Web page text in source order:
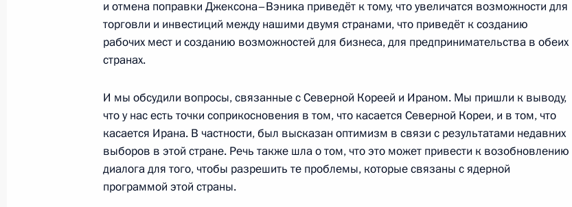
25 июня 2013 года, вторник
Пресс-конференция с Президентом Финляндии Саули Ниинистё
25 июня 2013 года, 19:00
1 44м
21 июня 2013 года, пятница
Пресс-конференция с Федеральным канцлером Германии
Ангелой Меркель
и отмена поправки Джексона–Вэника приведёт к тому, что увеличатся возможности для
торговли и инвестиций между нашими двумя странами, что приведёт к созданию
рабочих мест и созданию возможностей для бизнеса, для предпринимательства в обеих
странах.
И мы обсудили вопросы, связанные с Северной Кореей и Ираном. Мы пришли к выводу,
что у нас есть точки соприкосновения в том, что касается Северной Кореи, и в том, что
касается Ирана. В частности, был высказан оптимизм в связи с результатами недавних
выборов в этой стране. Речь также шла о том, что это может привести к возобновлению
диалога для того, чтобы разрешить те проблемы, которые связаны с ядерной
программой этой страны.